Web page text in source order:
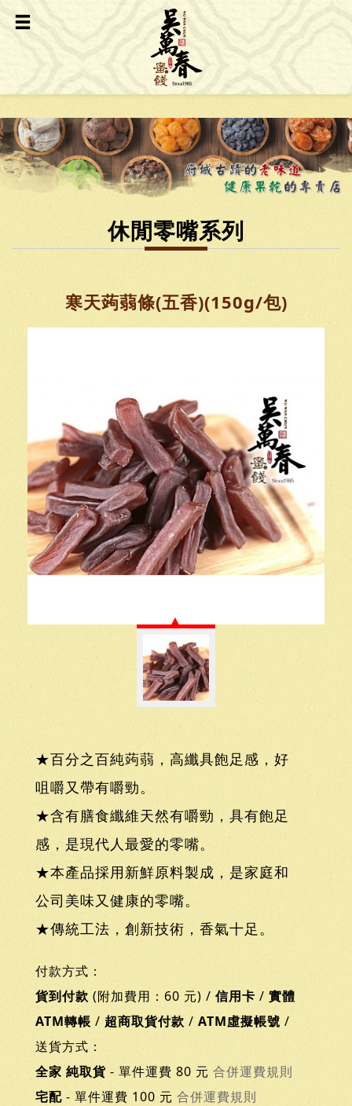
休閒零嘴系列
寒天蒟蒻條(五香)(150g/包)
★百分之百純蒟蒻，高纖具飽足感，好
咀嚼又帶有嚼勁。
★含有膳食纖維天然有嚼勁，具有飽足
感，是現代人最愛的零嘴。
★本產品採用新鮮原料製成，是家庭和
公司美味又健康的零嘴。
★傳統工法，創新技術，香氣十足。
付款方式：
貨到付款 (附加費用：60 元) / 信用卡 / 實體
ATM轉帳 / 超商取貨付款 / ATM虛擬帳號 /
送貨方式：
全家 純取貨 - 單件運費 80 元 合併運費規則
宅配 - 單件運費 100 元 合併運費規則